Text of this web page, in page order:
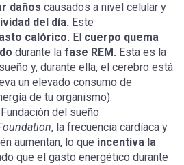
daños causados a nivel celular y
del día. Este
calórico. El cuerpo quema
durante la fase REM. Esta es la
y, durante ella, el cerebro está
un elevado consumo de
de tu organismo).
del sueño
, la frecuencia cardíaca y
aumentan, lo que incentiva la
que el gasto energético durante